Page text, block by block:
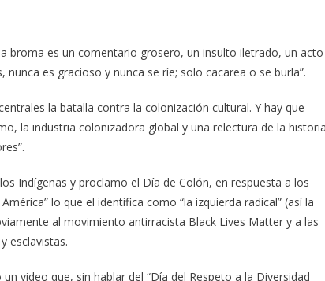
broma es un comentario grosero, un insulto iletrado, un acto
es gracioso y nunca se ríe; solo cacarea o se burla”.
la batalla contra la colonización cultural. Y hay que
la industria colonizadora global y una relectura de la
Indígenas y proclamo el Día de Colón, en respuesta a los
lo que el identifica como “la izquierda radical” (así la
al movimiento antirracista Black Lives Matter y a las
esclavistas.
video que, sin hablar del “Día del Respeto a la Diversidad